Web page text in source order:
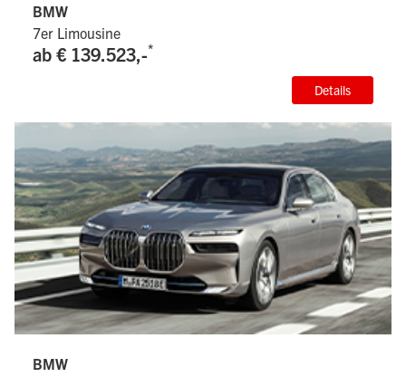
BMW
7er Limousine
ab € 139.523,-*
Details
BMW